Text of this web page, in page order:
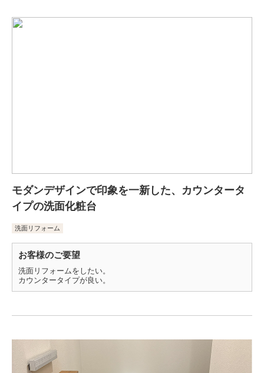
モダンデザインで印象を一新した、カウンタータ
イプの洗面化粧台
洗面リフォーム
お客様のご要望
洗面リフォームをしたい。
カウンタータイプが良い。